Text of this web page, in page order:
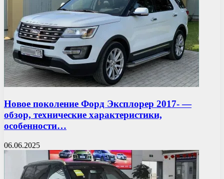
Новое поколение Форд Эксплорер 2017- —
обзор, технические характеристики,
особенности…
06.06.2025